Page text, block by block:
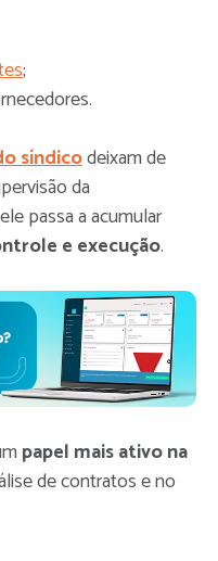
;
síndicodeixam de
da
passa a acumular
e execução.
papel mais ativo na
de contratos e no